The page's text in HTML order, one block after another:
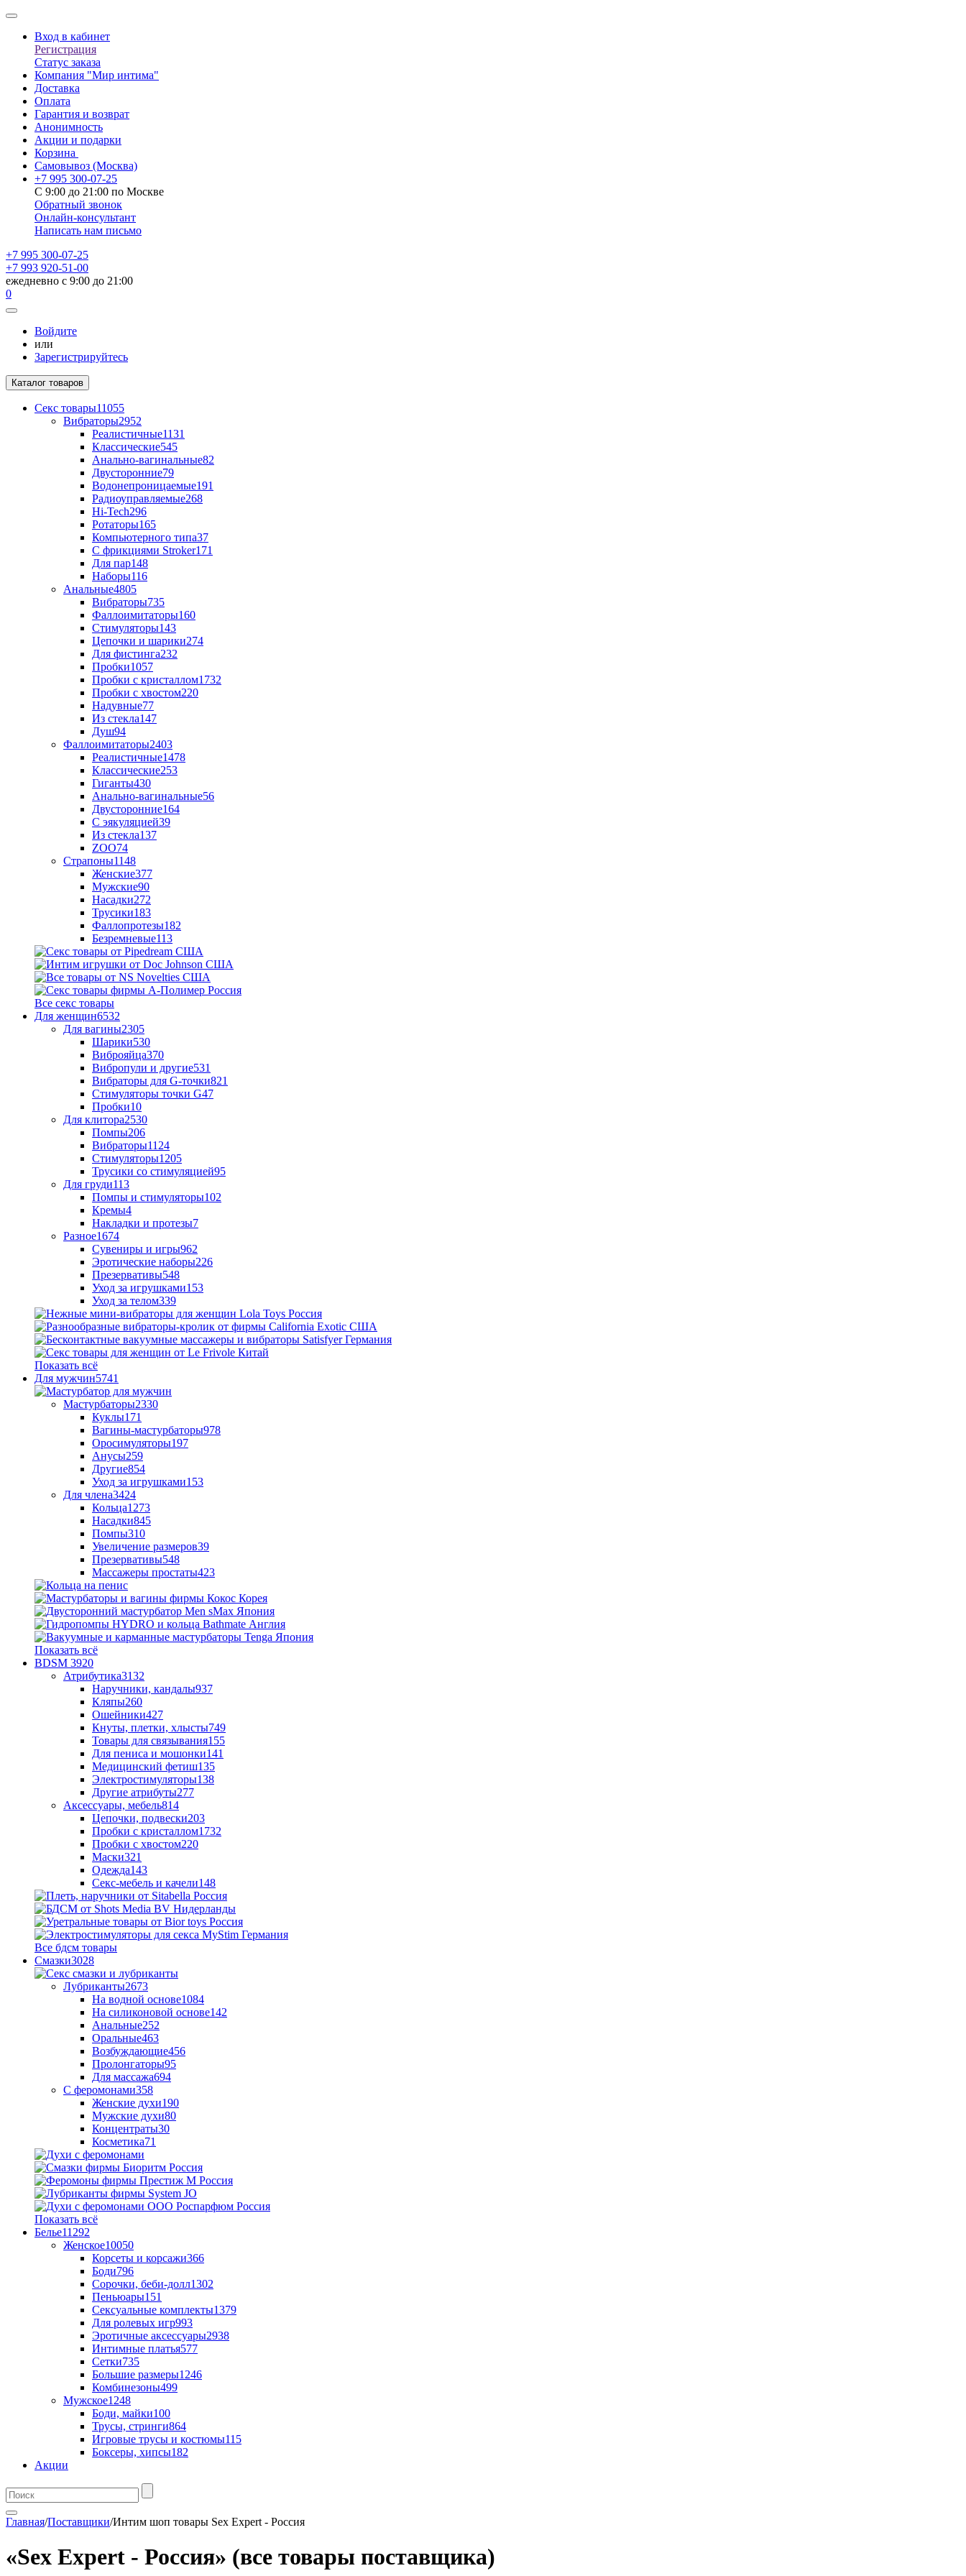
Вход в кабинет
Регистрация
Статус заказа
Компания "Мир интима"
Доставка
Оплата
Гарантия и возврат
Анонимность
Акции и подарки
Корзина
Самовывоз (Москва)
+7 995 300-07-25
С 9:00 до 21:00 по Москве
Обратный звонок
Онлайн-консультант
Написать нам письмо
+7 995 300-07-25
+7 993 920-51-00
ежедневно с 9:00 до 21:00
0
Войдите
или
Зарегистрируйтесь
Каталог товаров
Секс товары11055
Вибраторы2952
Реалистичные1131
Классические545
Анально-вагинальные82
Двусторонние79
Водонепроницаемые191
Радиоуправляемые268
Hi-Tech296
Ротаторы165
Компьютерного типа37
С фрикциями Stroker171
Для пар148
Наборы116
Анальные4805
Вибраторы735
Фаллоимитаторы160
Стимуляторы143
Цепочки и шарики274
Для фистинга232
Пробки1057
Пробки с кристаллом1732
Пробки с хвостом220
Надувные77
Из стекла147
Душ94
Фаллоимитаторы2403
Реалистичные1478
Классические253
Гиганты430
Анально-вагинальные56
Двусторонние164
С эякуляцией39
Из стекла137
ZOO74
Страпоны1148
Женские377
Мужские90
Насадки272
Трусики183
Фаллопротезы182
Безремневые113
Все секс товары
Для женщин6532
Для вагины2305
Шарики530
Виброяйца370
Вибропули и другие531
Вибраторы для G-точки821
Стимуляторы точки G47
Пробки10
Для клитора2530
Помпы206
Вибраторы1124
Стимуляторы1205
Трусики со стимуляцией95
Для груди113
Помпы и стимуляторы102
Кремы4
Накладки и протезы7
Разное1674
Сувениры и игры962
Эротические наборы226
Презервативы548
Уход за игрушками153
Уход за телом339
Показать всё
Для мужчин5741
Мастурбаторы2330
Куклы171
Вагины-мастурбаторы978
Оросимуляторы197
Анусы259
Другие854
Уход за игрушками153
Для члена3424
Кольца1273
Насадки845
Помпы310
Увеличение размеров39
Презервативы548
Массажеры простаты423
Показать всё
BDSM 3920
Атрибутика3132
Наручники, кандалы937
Кляпы260
Ошейники427
Кнуты, плетки, хлысты749
Товары для связывания155
Для пениса и мошонки141
Медицинский фетиш135
Электростимуляторы138
Другие атрибуты277
Аксессуары, мебель814
Цепочки, подвески203
Пробки с кристаллом1732
Пробки с хвостом220
Маски321
Одежда143
Секс-мебель и качели148
Все бдсм товары
Смазки3028
Лубриканты2673
На водной основе1084
На силиконовой основе142
Анальные252
Оральные463
Возбуждающие456
Пролонгаторы95
Для массажа694
С феромонами358
Женские духи190
Мужские духи80
Концентраты30
Косметика71
Показать всё
Белье11292
Женское10050
Корсеты и корсажи366
Боди796
Сорочки, беби-долл1302
Пеньюары151
Сексуальные комплекты1379
Для ролевых игр993
Эротичные аксессуары2938
Интимные платья577
Сетки735
Большие размеры1246
Комбинезоны499
Мужское1248
Боди, майки100
Трусы, стринги864
Игровые трусы и костюмы115
Боксеры, хипсы182
Акции
Главная/Поставщики/Интим шоп товары Sex Expert - Россия
«Sex Expert - Россия» (все товары поставщика)